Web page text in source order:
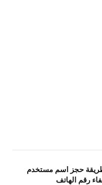
طريقة حجز اسم مستخدم
رقم الهاتف